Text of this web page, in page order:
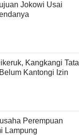
Jokowi Usai
Kangkangi Tata
Kantongi Izin
Perempuan
Lampung